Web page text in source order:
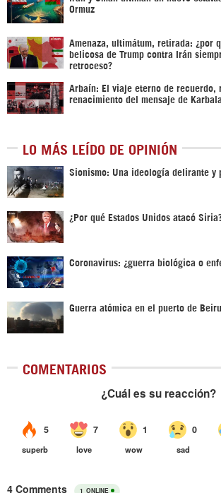
Ormuz
Amenaza, ultimátum, retirada: ¿por
belicosa de Trump contra Irán
retroceso?
Arbaín: El viaje eterno de recuerdo,
renacimiento del mensaje de Karbala
LO MÁS LEÍDO DE OPINIÓN
Sionismo: Una ideología delirante y
¿Por qué Estados Unidos atacó
Coronavirus: ¿guerra biológica o
Guerra atómica en el puerto de
COMENTARIOS